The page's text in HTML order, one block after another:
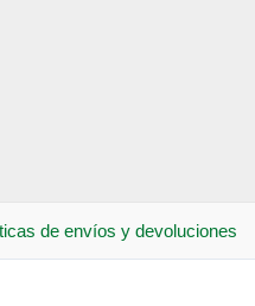
de envíos y devoluciones